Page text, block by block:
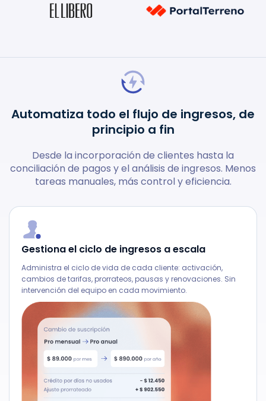
Automatiza todo el flujo de ingresos, de
principio a fin
Desde la incorporación de clientes hasta la
conciliación de pagos y el análisis de ingresos. Menos
tareas manuales, más control y eficiencia.
Gestiona el ciclo de ingresos a escala
Administra el ciclo de vida de cada cliente: activación,
cambios de tarifas, prorrateos, pausas y renovaciones. Sin
intervención del equipo en cada movimiento.